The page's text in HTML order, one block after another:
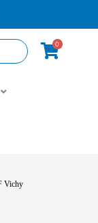
0
Vichy